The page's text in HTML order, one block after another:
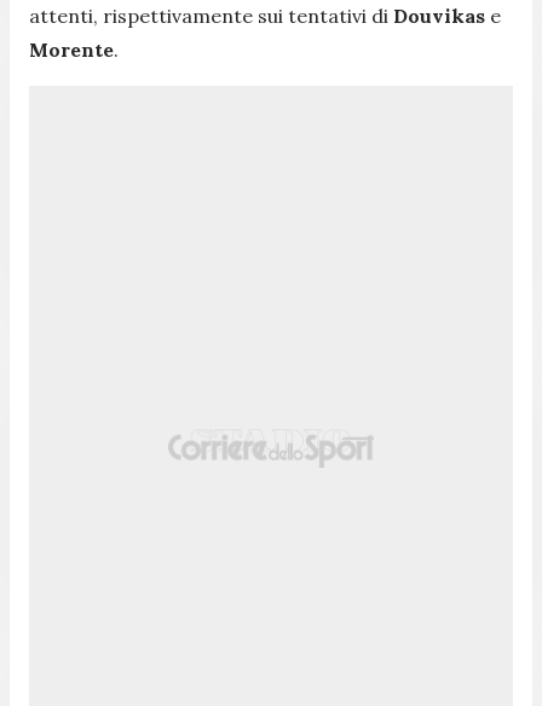
attenti, rispettivamente sui tentativi di Douvikas e
Morente.